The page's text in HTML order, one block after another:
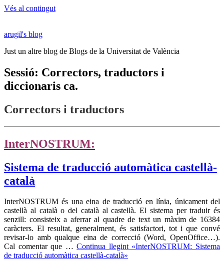
Vés al contingut
arugil's blog
Just un altre blog de Blogs de la Universitat de València
Sessió: Correctors, traductors i
diccionaris ca.
Correctors i traductors
InterNOSTRUM:
Sistema de traducció automàtica castellà-
català
InterNOSTRUM és una eina de traducció en línia, únicament del
castellà al català o del català al castellà. El sistema per traduir és
senzill: consisteix a aferrar al quadre de text un màxim de 16384
caràcters. El resultat, generalment, és satisfactori, tot i que convé
revisar-lo amb qualque eina de correcció (Word, OpenOffice…).
Cal comentar que …Continua llegint «InterNOSTRUM: Sistema
de traducció automàtica castellà-català»